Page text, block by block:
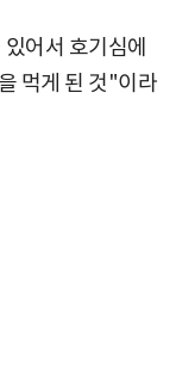
어서 호기심에
먹게 된 것"이라